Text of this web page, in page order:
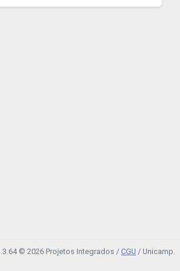
© 2026 Projetos Integrados / CGU / Unicamp.